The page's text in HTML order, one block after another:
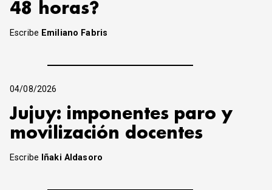
48 horas?
Escribe Emiliano Fabris
04/08/2026
Jujuy: imponentes paro y
movilización docentes
Escribe Iñaki Aldasoro